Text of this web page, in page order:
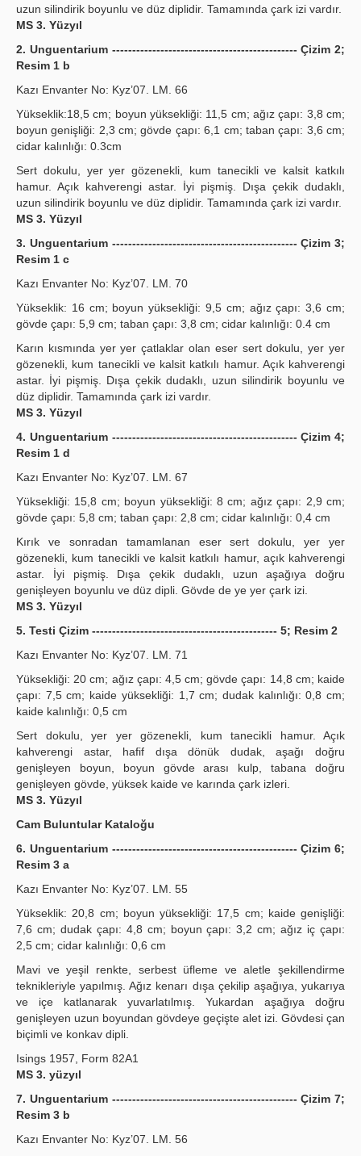
uzun silindirik boyunlu ve düz diplidir. Tamamında çark izi vardır.
MS 3. Yüzyıl
2. Unguentarium ---------------------------------------------- Çizim 2;
Resim 1 b
Kazı Envanter No: Kyz’07. LM. 66
Yükseklik:18,5 cm; boyun yüksekliği: 11,5 cm; ağız çapı: 3,8 cm;
boyun genişliği: 2,3 cm; gövde çapı: 6,1 cm; taban çapı: 3,6 cm;
cidar kalınlığı: 0.3cm
Sert dokulu, yer yer gözenekli, kum tanecikli ve kalsit katkılı
hamur. Açık kahverengi astar. İyi pişmiş. Dışa çekik dudaklı,
uzun silindirik boyunlu ve düz diplidir. Tamamında çark izi vardır.
MS 3. Yüzyıl
3. Unguentarium ---------------------------------------------- Çizim 3;
Resim 1 c
Kazı Envanter No: Kyz’07. LM. 70
Yükseklik: 16 cm; boyun yüksekliği: 9,5 cm; ağız çapı: 3,6 cm;
gövde çapı: 5,9 cm; taban çapı: 3,8 cm; cidar kalınlığı: 0.4 cm
Karın kısmında yer yer çatlaklar olan eser sert dokulu, yer yer
gözenekli, kum tanecikli ve kalsit katkılı hamur. Açık kahverengi
astar. İyi pişmiş. Dışa çekik dudaklı, uzun silindirik boyunlu ve
düz diplidir. Tamamında çark izi vardır.
MS 3. Yüzyıl
4. Unguentarium ---------------------------------------------- Çizim 4;
Resim 1 d
Kazı Envanter No: Kyz’07. LM. 67
Yüksekliği: 15,8 cm; boyun yüksekliği: 8 cm; ağız çapı: 2,9 cm;
gövde çapı: 5,8 cm; taban çapı: 2,8 cm; cidar kalınlığı: 0,4 cm
Kırık ve sonradan tamamlanan eser sert dokulu, yer yer
gözenekli, kum tanecikli ve kalsit katkılı hamur, açık kahverengi
astar. İyi pişmiş. Dışa çekik dudaklı, uzun aşağıya doğru
genişleyen boyunlu ve düz dipli. Gövde de ye yer çark izi.
MS 3. Yüzyıl
5. Testi Çizim ---------------------------------------------- 5; Resim 2
Kazı Envanter No: Kyz’07. LM. 71
Yüksekliği: 20 cm; ağız çapı: 4,5 cm; gövde çapı: 14,8 cm; kaide
çapı: 7,5 cm; kaide yüksekliği: 1,7 cm; dudak kalınlığı: 0,8 cm;
kaide kalınlığı: 0,5 cm
Sert dokulu, yer yer gözenekli, kum tanecikli hamur. Açık
kahverengi astar, hafif dışa dönük dudak, aşağı doğru
genişleyen boyun, boyun gövde arası kulp, tabana doğru
genişleyen gövde, yüksek kaide ve karında çark izleri.
MS 3. Yüzyıl
Cam Buluntular Kataloğu
6. Unguentarium ---------------------------------------------- Çizim 6;
Resim 3 a
Kazı Envanter No: Kyz’07. LM. 55
Yükseklik: 20,8 cm; boyun yüksekliği: 17,5 cm; kaide genişliği:
7,6 cm; dudak çapı: 4,8 cm; boyun çapı: 3,2 cm; ağız iç çapı:
2,5 cm; cidar kalınlığı: 0,6 cm
Mavi ve yeşil renkte, serbest üfleme ve aletle şekillendirme
teknikleriyle yapılmış. Ağız kenarı dışa çekilip aşağıya, yukarıya
ve içe katlanarak yuvarlatılmış. Yukardan aşağıya doğru
genişleyen uzun boyundan gövdeye geçişte alet izi. Gövdesi çan
biçimli ve konkav dipli.
Isings 1957, Form 82A1
MS 3. yüzyıl
7. Unguentarium ---------------------------------------------- Çizim 7;
Resim 3 b
Kazı Envanter No: Kyz’07. LM. 56